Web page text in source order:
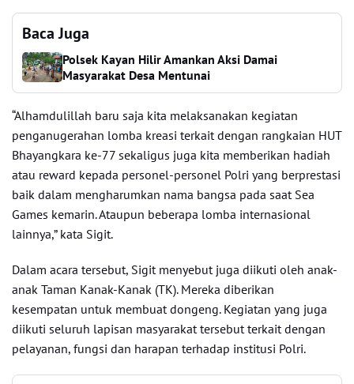
Baca Juga
Polsek Kayan Hilir Amankan Aksi Damai
Masyarakat Desa Mentunai
“Alhamdulillah baru saja kita melaksanakan kegiatan
penganugerahan lomba kreasi terkait dengan rangkaian HUT
Bhayangkara ke-77 sekaligus juga kita memberikan hadiah
atau reward kepada personel-personel Polri yang berprestasi
baik dalam mengharumkan nama bangsa pada saat Sea
Games kemarin. Ataupun beberapa lomba internasional
lainnya,” kata Sigit.
Dalam acara tersebut, Sigit menyebut juga diikuti oleh anak-
anak Taman Kanak-Kanak (TK). Mereka diberikan
kesempatan untuk membuat dongeng. Kegiatan yang juga
diikuti seluruh lapisan masyarakat tersebut terkait dengan
pelayanan, fungsi dan harapan terhadap institusi Polri.